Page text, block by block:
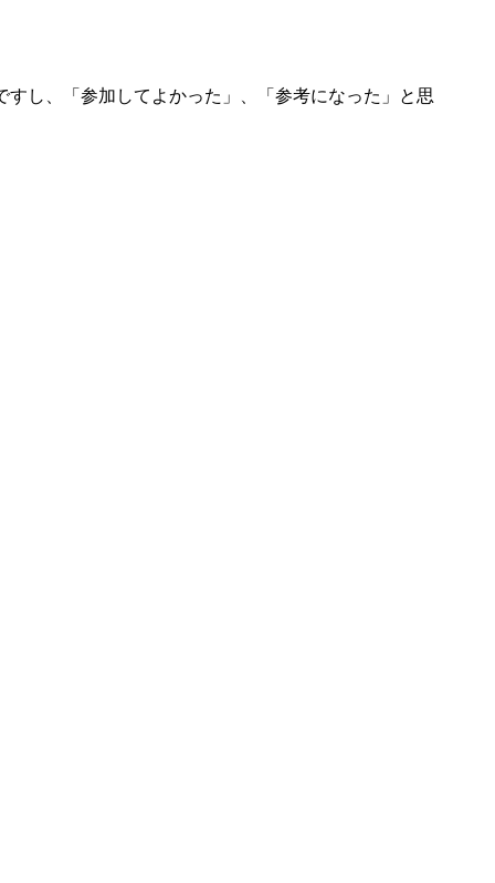
し、「参加してよかった」、「参考になった」と思